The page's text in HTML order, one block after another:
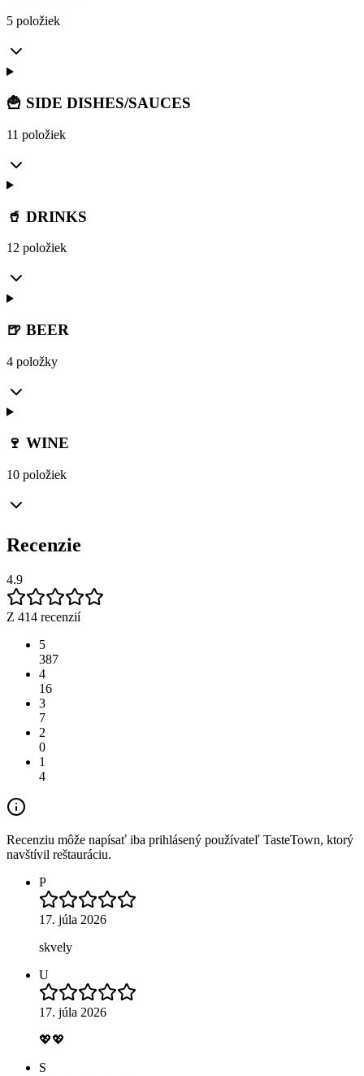
5 položiek
🍟 SIDE DISHES/SAUCES
11 položiek
🥤 DRINKS
12 položiek
🍺 BEER
4 položky
🍷 WINE
10 položiek
Recenzie
4.9
Z 414 recenzií
5
387
4
16
3
7
2
0
1
4
Recenziu môže napísať iba prihlásený používateľ TasteTown, ktorý
navštívil reštauráciu.
P
17. júla 2026
skvely
U
17. júla 2026
💖💖
S